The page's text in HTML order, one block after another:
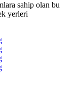
sahip olan bu
yerleri